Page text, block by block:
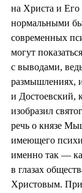
на Христа и Его
нормальными
современных
могут
с выводами,
размышлениях,
и Достоевский,
изобразил
речь о князе
имеющего
именно так —
в глазах
Христовым.